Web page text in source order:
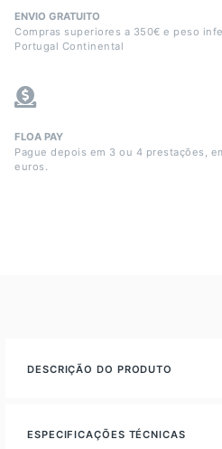
ENVIO GRATUITO
Compras superiores a 350€ e peso
Portugal Continental
FLOA PAY
Pague depois em 3 ou 4 prestações,
euros.
DESCRIÇÃO DO PRODUTO
ESPECIFICAÇÕES TÉCNICAS